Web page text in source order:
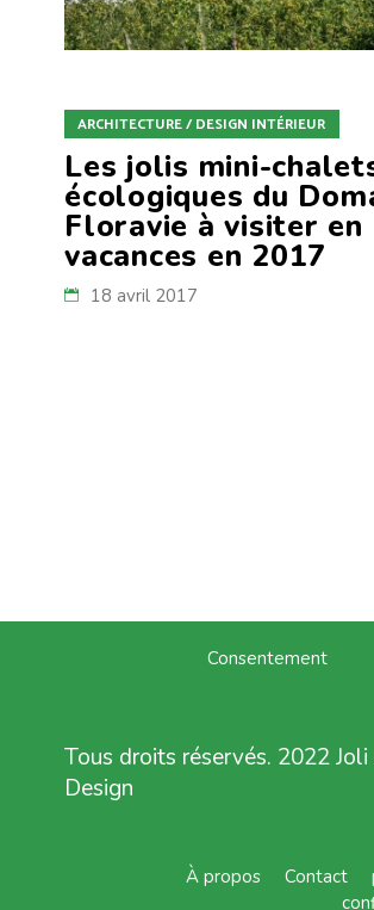
ARCHITECTURE / DESIGN INTÉRIEUR
Les jolis mini-
écologiques du
Floravie à visiter en
vacances en 2017
18 avril 2017
Consentement
Tous droits réservés. 2022 Joli
Design
À propos Contact